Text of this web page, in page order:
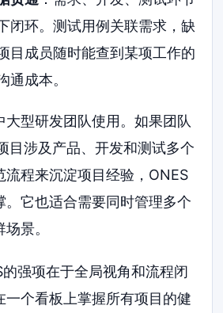
闭环。测试用例关联需求，缺
目成员随时能查到某项工作的
通成本。
大型研发团队使用。如果团队
目涉及产品、开发和测试多个
流程来沉淀项目经验，ONES
。它也适合需要同时管理多个
景。
的强项在于全局视角和流程闭
一个看板上掌握所有项目的健